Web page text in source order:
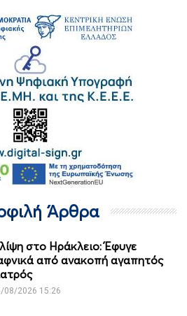
Άρθρα
στο Ηράκλειο: Έφυγε
από ανακοπή αγαπητός
08/2026 15:26